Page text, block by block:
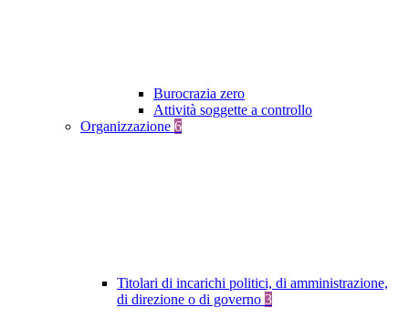
Burocrazia zero
Attività soggette a controllo
Organizzazione 6
Titolari di incarichi politici, di amministrazione,
di direzione o di governo 3